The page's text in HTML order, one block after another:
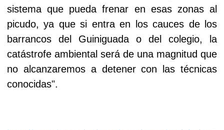
sistema que pueda frenar en esas zonas al
picudo, ya que si entra en los cauces de los
barrancos del Guiniguada o del colegio, la
catástrofe ambiental será de una magnitud que
no alcanzaremos a detener con las técnicas
conocidas".